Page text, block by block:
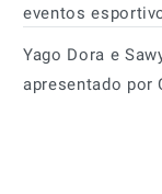
eventos
Yago Dora e
apresentado por